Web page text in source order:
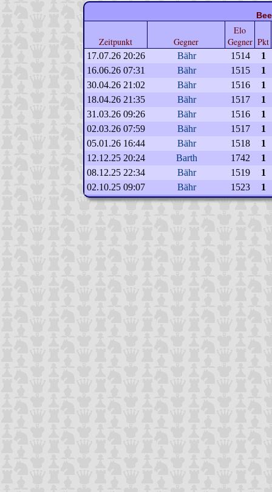
Zeitpunkt Gegner
Elo
Gegner Pkt
17.07.26 20:26 Bähr 1514
1
16.06.26 07:31
Bähr 1515
1
30.04.26 21:02
Bähr 1516
1
18.04.26 21:35
Bähr 1517
1
31.03.26 09:26
Bähr 1516
1
02.03.26 07:59
Bähr 1517
1
05.01.26 16:44
Bähr 1518
1
12.12.25 20:24
Barth 1742
1
08.12.25 22:34
Bähr 1519
1
02.10.25 09:07
Bähr 1523 1